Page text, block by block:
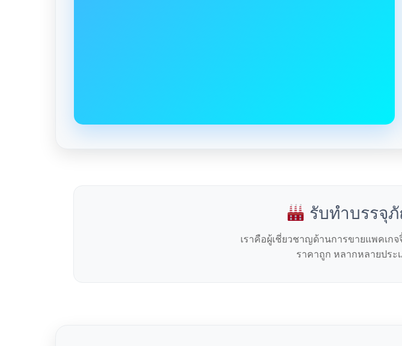
รับทำบรรจุ
เราคือผู้เชี่ยวชาญด้านการขายแพคเก
ราคาถูก หลากหลายปร